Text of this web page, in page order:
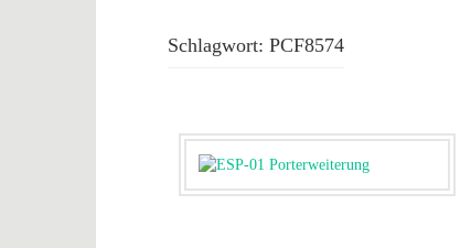
Schlagwort: PCF8574